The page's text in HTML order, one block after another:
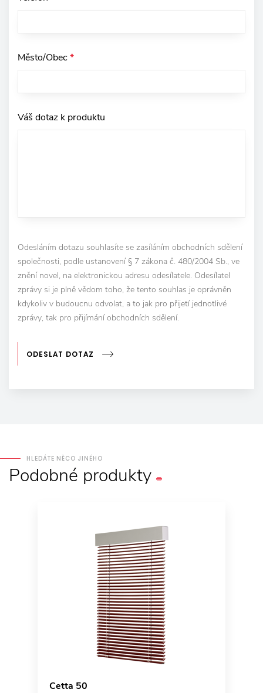
Město/Obec*
Váš dotaz k produktu
Odesláním dotazu souhlasíte se zasíláním obchodních sdělení
společnosti, podle ustanovení § 7 zákona č. 480/2004 Sb., ve
znění novel, na elektronickou adresu odesílatele. Odesílatel
zprávy si je plně vědom toho, že tento souhlas je oprávněn
kdykoliv v budoucnu odvolat, a to jak pro přijetí jednotlivé
zprávy, tak pro přijímání obchodních sdělení.
ODESLAT DOTAZ
HLEDÁTE NĚCO JINÉHO
Podobné produkty
Cetta 50